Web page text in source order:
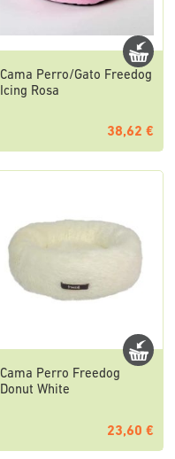
Cama Perro/Gato Freedog
Icing Rosa
38,62 €
Cama Perro Freedog
Donut White
23,60 €